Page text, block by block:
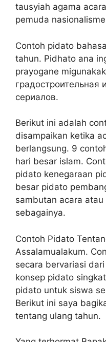
tausyiah agama
pemuda
Contoh pidato
tahun. Pidhato ana
prayogane
градостроительная
сериалов.
Berikut ini adalah
disampaikan ketika
berlangsung. 9
hari besar islam.
pidato kenegaraan
besar pidato
sambutan acara
sebagainya.
Contoh Pidato
Assalamualakum.
secara bervariasi
konsep pidato
pidato untuk siswa
Berikut ini saya
tentang ulang tahun.